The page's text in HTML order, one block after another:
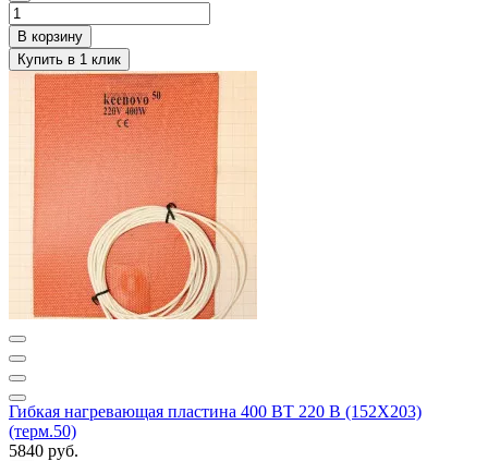
Гибкая нагревающая пластина 400 ВТ 220 В (152Х203)
(терм.50)
5840 руб.